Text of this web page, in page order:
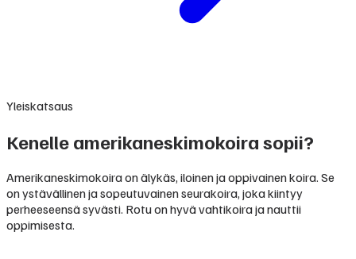
Yleiskatsaus
Kenelle amerikaneskimokoira sopii?
Amerikaneskimokoira on älykäs, iloinen ja oppivainen koira. Se
on ystävällinen ja sopeutuvainen seurakoira, joka kiintyy
perheeseensä syvästi. Rotu on hyvä vahtikoira ja nauttii
oppimisesta.